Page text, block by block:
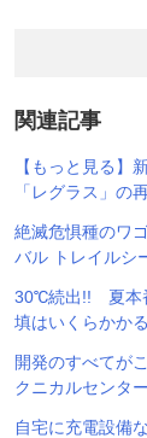
関連記事
【もっと見る】
「レグラス」の
絶滅危惧種のワ
バル トレイルシ
30℃続出!! 夏本
填はいくらかか
開発のすべてが
クニカルセンタ
自宅に充電設備